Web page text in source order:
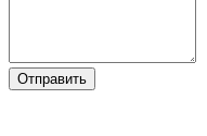
Отправить